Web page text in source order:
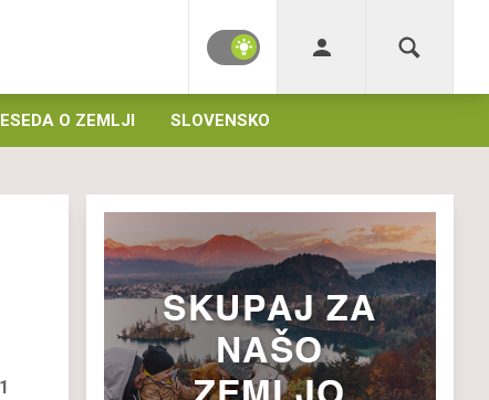
O ZEMLJI SLOVENSKO
1